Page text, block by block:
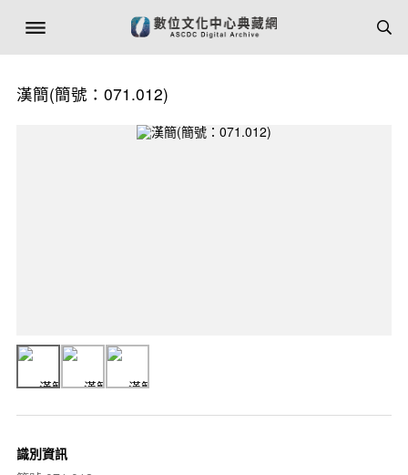
漢簡(簡號：071.012)
識別資訊